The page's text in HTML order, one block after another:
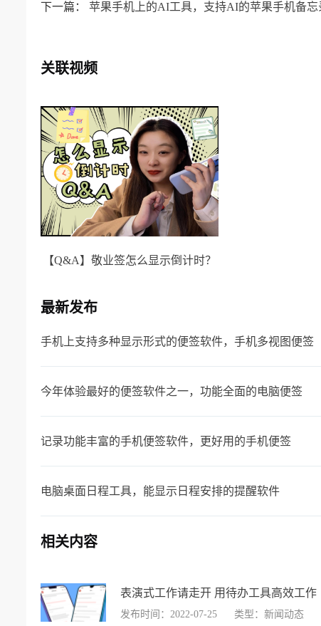
下一篇： 苹果手机上的AI工具，支持AI的苹果手机备忘
关联视频
【Q&A】敬业签怎么显示倒计时？
最新发布
手机上支持多种显示形式的便签软件，手机多视图便签
今年体验最好的便签软件之一，功能全面的电脑便签
记录功能丰富的手机便签软件，更好用的手机便签
电脑桌面日程工具，能显示日程安排的提醒软件
相关内容
表演式工作请走开 用待办工具高效工作
发布时间：2022-07-25 类型：新闻动态